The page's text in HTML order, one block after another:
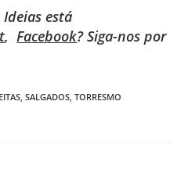
está
,Facebook? Siga-nos por
, SALGADOS, TORRESMO